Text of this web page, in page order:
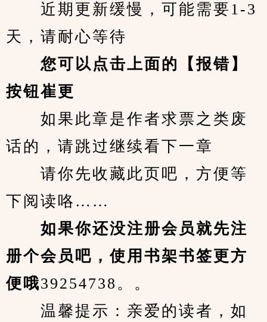
近期更新缓慢，可能需要1-3
天，请耐心等待
您可以点击上面的【报错】
按钮崔更
如果此章是作者求票之类废
话的，请跳过继续看下一章
请你先收藏此页吧，方便等
下阅读咯……
如果你还没注册会员就先注
册个会员吧，使用书架书签更方
便哦39254738。。
温馨提示：亲爱的读者，如